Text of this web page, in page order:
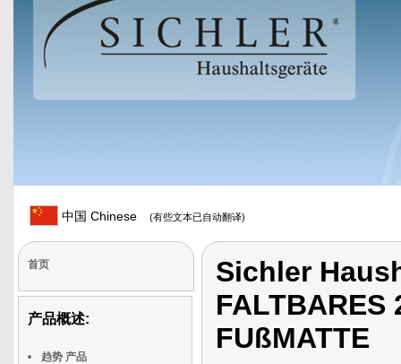
中国 Chinese (有些文本已自动翻译)
首页
产品概述:
趋势 产品
Sichler
FALTBARES
FUßMATTE